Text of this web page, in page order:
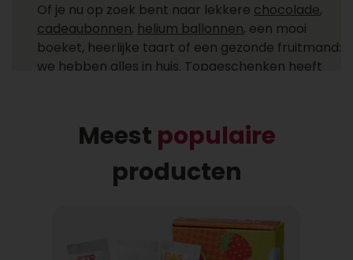
Of je nu op zoek bent naar lekkere chocolade,
cadeaubonnen, helium ballonnen, een mooi
boeket, heerlijke taart of een gezonde fruitmand:
we hebben alles in huis. Topgeschenken heeft
heerlijke chocolade of combineer je het allebei
met een helium ballon uit ons ruime
Bij wie laat jij een cadeau bezorgen? Een cadeau
bezorgen bij één of meer ontvangers is niet
Meest populaire
producten